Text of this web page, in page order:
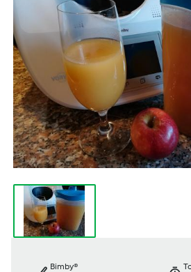
Bimby®